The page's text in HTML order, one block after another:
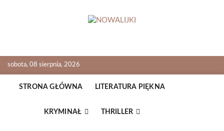
sobota, 08 sierpnia, 2026
STRONA GŁÓWNA LITERATURA PIĘKNA
KRYMINAŁ THRILLER